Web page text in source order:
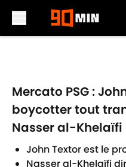
Mercato PSG :
boycotter tout
Nasser al-Khelaïfi
John Textor est le
Nasser al-Khelaïfi